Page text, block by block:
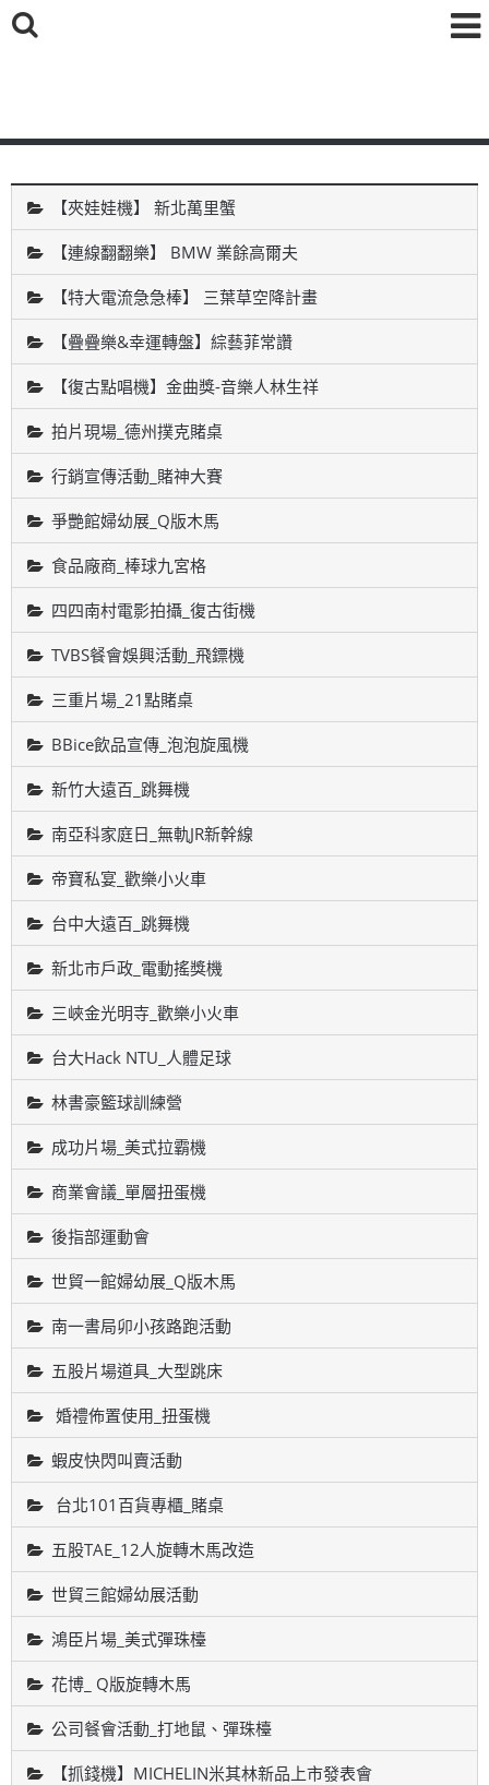
【夾娃娃機】 新北萬里蟹
【連線翻翻樂】 BMW 業餘高爾夫
【特大電流急急棒】 三葉草空降計畫
【疊疊樂&幸運轉盤】綜藝菲常讚
【復古點唱機】金曲獎-音樂人林生祥
拍片現場_德州撲克賭桌
行銷宣傳活動_賭神大賽
爭艷館婦幼展_Q版木馬
食品廠商_棒球九宮格
四四南村電影拍攝_復古街機
TVBS餐會娛興活動_飛鏢機
三重片場_21點賭桌
BBice飲品宣傳_泡泡旋風機
新竹大遠百_跳舞機
南亞科家庭日_無軌JR新幹線
帝寶私宴_歡樂小火車
台中大遠百_跳舞機
新北市戶政_電動搖獎機
三峽金光明寺_歡樂小火車
台大Hack NTU_人體足球
林書豪籃球訓練營
成功片場_美式拉霸機
商業會議_單層扭蛋機
後指部運動會
世貿一館婦幼展_Q版木馬
南一書局卯小孩路跑活動
五股片場道具_大型跳床
婚禮佈置使用_扭蛋機
蝦皮快閃叫賣活動
台北101百貨專櫃_賭桌
五股TAE_12人旋轉木馬改造
世貿三館婦幼展活動
鴻臣片場_美式彈珠檯
花博_ Q版旋轉木馬
公司餐會活動_打地鼠、彈珠檯
【抓錢機】MICHELIN米其林新品上市發表會